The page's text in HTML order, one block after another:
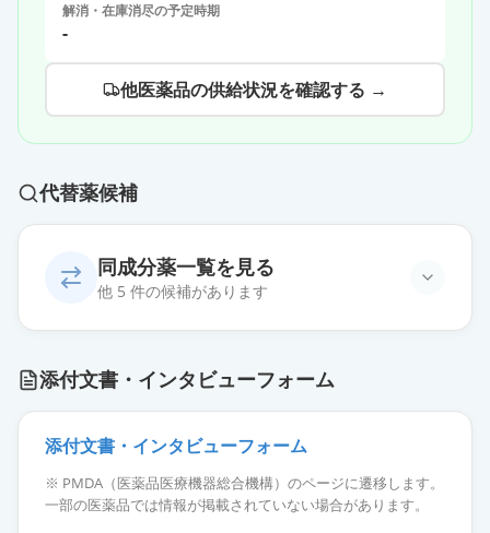
解消・在庫消尽の予定時期
-
他医薬品の供給状況を確認する →
代替薬候補
同成分薬一覧を見る
他 5 件の候補があります
薬価 49543 円
オルツビーオ静注用500
添付文書・インタビューフォーム
添付文書・インタビューフォーム
※ PMDA（医薬品医療機器総合機構）のページに遷移します。
一部の医薬品では情報が掲載されていない場合があります。